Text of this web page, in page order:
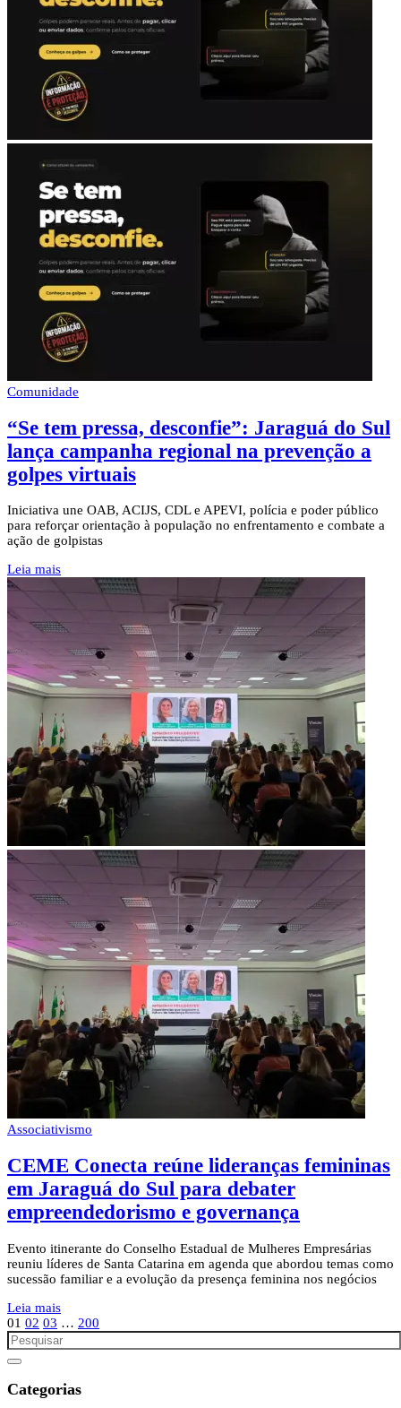
Comunidade
“Se tem pressa, desconfie”: Jaraguá do Sul
lança campanha regional na prevenção a
golpes virtuais
Iniciativa une OAB, ACIJS, CDL e APEVI, polícia e poder público
para reforçar orientação à população no enfrentamento e combate a
ação de golpistas
Leia mais
Associativismo
CEME Conecta reúne lideranças femininas
em Jaraguá do Sul para debater
empreendedorismo e governança
Evento itinerante do Conselho Estadual de Mulheres Empresárias
reuniu líderes de Santa Catarina em agenda que abordou temas como
sucessão familiar e a evolução da presença feminina nos negócios
Leia mais
01 02 03 … 200
Categorias